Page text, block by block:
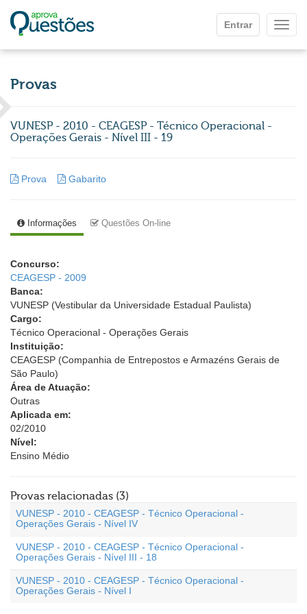
Entrar
Provas
VUNESP - 2010 - CEAGESP - Técnico Operacional -
Operações Gerais - Nível III - 19
Prova Gabarito
Informações Questões On-line
Concurso:
CEAGESP - 2009
Banca:
VUNESP (Vestibular da Universidade Estadual Paulista)
Cargo:
Técnico Operacional - Operações Gerais
Instituição:
CEAGESP (Companhia de Entrepostos e Armazéns Gerais de
São Paulo)
Área de Atuação:
Outras
Aplicada em:
02/2010
Nível:
Ensino Médio
Provas relacionadas (3)
VUNESP - 2010 - CEAGESP - Técnico Operacional -
Operações Gerais - Nível IV
VUNESP - 2010 - CEAGESP - Técnico Operacional -
Operações Gerais - Nível III - 18
VUNESP - 2010 - CEAGESP - Técnico Operacional -
Operações Gerais - Nível I